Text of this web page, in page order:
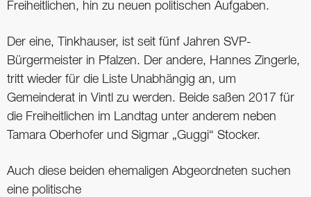
Freiheitlichen, hin zu neuen politischen Aufgaben.
Der eine, Tinkhauser, ist seit fünf Jahren SVP-
Bürgermeister in Pfalzen. Der andere, Hannes Zingerle,
tritt wieder für die Liste Unabhängig an, um
Gemeinderat in Vintl zu werden. Beide saßen 2017 für
die Freiheitlichen im Landtag unter anderem neben
Tamara Oberhofer und Sigmar „Guggi“ Stocker.
Auch diese beiden ehemaligen Abgeordneten suchen
eine politische